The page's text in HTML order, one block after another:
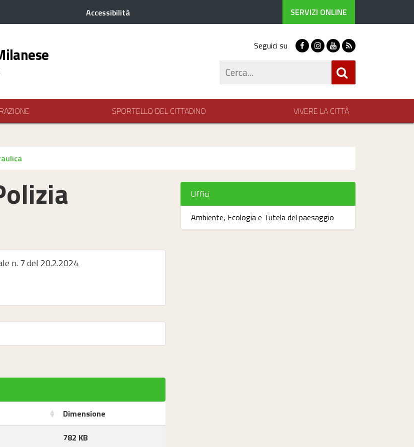
Accessibilità SERVIZI ONLINE
Seguici su FacebookInstagram
Youtube
RSS
SPORTELLO DEL CITTADINO VIVERE LA CITTÀ
n. 7 del 20.2.2024
Dimensione
782 KB
Uffici
Ambiente, Ecologia e Tutela del paesaggio